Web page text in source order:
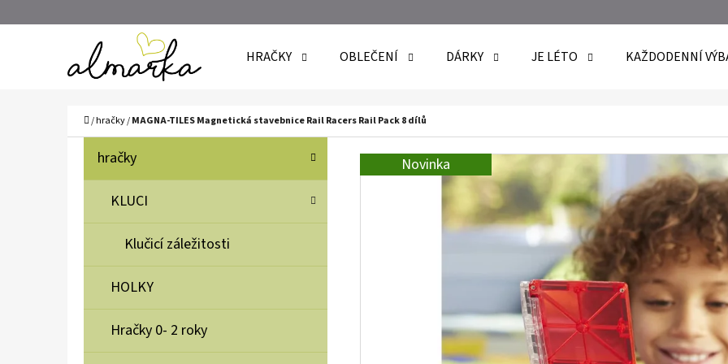
HRAČKY OBLEČENÍ DÁRKY JE LÉTO KAŽDODENNÍ
Domů
/hračky/MAGNA-TILES Magnetická stavebnice Rail Racers Rail Pack 8 dílů
Přeskočit
kategorie
K
T
G
R
E
hračky
KLUCI
Klučicí záležitosti
HOLKY
Hračky 0- 2 roky
Novinka HLEDAT
DOPORUČUJEME